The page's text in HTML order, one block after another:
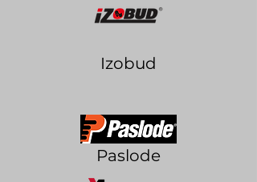
Izobud
Paslode